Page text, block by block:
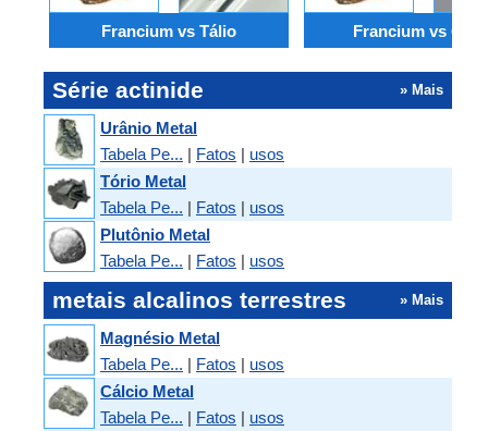
Francium vs Tálio Francium vs
Série actinide » Mais
Urânio Metal
Tabela Pe... | Fatos | usos
Tório Metal
Tabela Pe... | Fatos | usos
Plutônio Metal
Tabela Pe... | Fatos | usos
metais alcalinos terrestres » Mais
Magnésio Metal
Tabela Pe... | Fatos | usos
Cálcio Metal
Tabela Pe... | Fatos | usos